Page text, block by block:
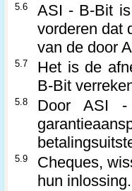
5.6
ASI - B-Bit
vorderen dat
van de door
5.7
Het is de
B-Bit
5.8
Door ASI -
5.9
Cheques,
hun inlossing.